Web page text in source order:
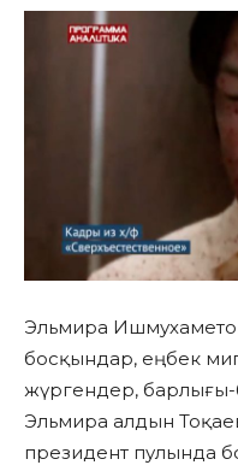
Эльмира
босқындар, еңбек
жүргендер,
Эльмира алдын
президент пулында